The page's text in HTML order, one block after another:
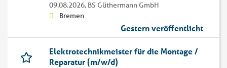
09.08.2026, BS Güthermann GmbH
Bremen
Gestern veröffentlicht
Elektrotechnikmeister für die Montage /
Reparatur (m/w/d)